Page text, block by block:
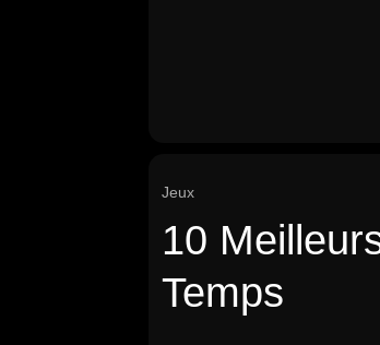
Jeux
10
Temps